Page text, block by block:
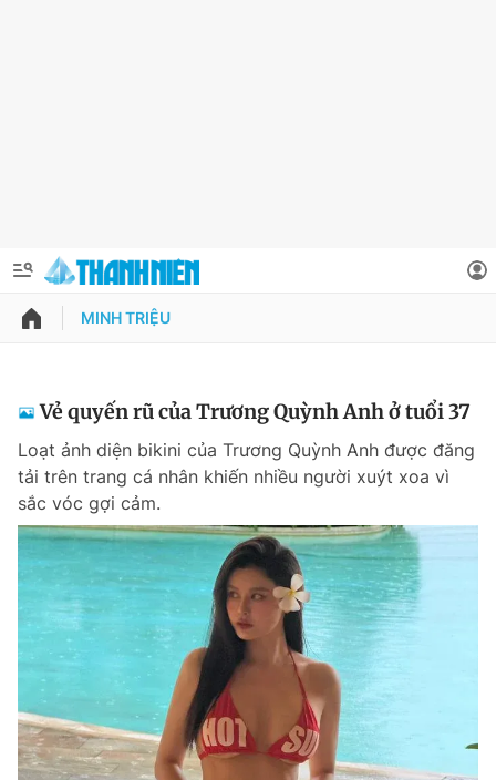
QUẢNG CÁO
Chuyên mục
Chuyên mục khác
Chào ngày mới Tin 24h
Tin thị trường Tin 360
Video Magazine
Thông tin tài khoản
Đổi mật khẩu
Tin đã lưu
Tin đã xem
Đăng xuất
MINH TRIỆU
Vẻ quyến rũ của Trương Quỳnh Anh ở tuổi 37
Loạt ảnh diện bikini của Trương Quỳnh Anh được đăng
tải trên trang cá nhân khiến nhiều người xuýt xoa vì
sắc vóc gợi cảm.